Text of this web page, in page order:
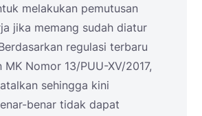
melakukan pemutusan
jika memang sudah diatur
regulasi terbaru
Nomor 13/PUU-XV/2017,
sehingga kini
benar tidak dapat